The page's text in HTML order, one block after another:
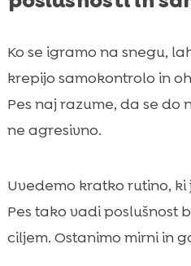
Ko se igramo na snegu,
krepijo samokontrolo in
Pes naj razume, da se
ne agresivno.
Uvedemo kratko rutino,
Pes tako vadi poslušnost
ciljem. Ostanimo mirni in